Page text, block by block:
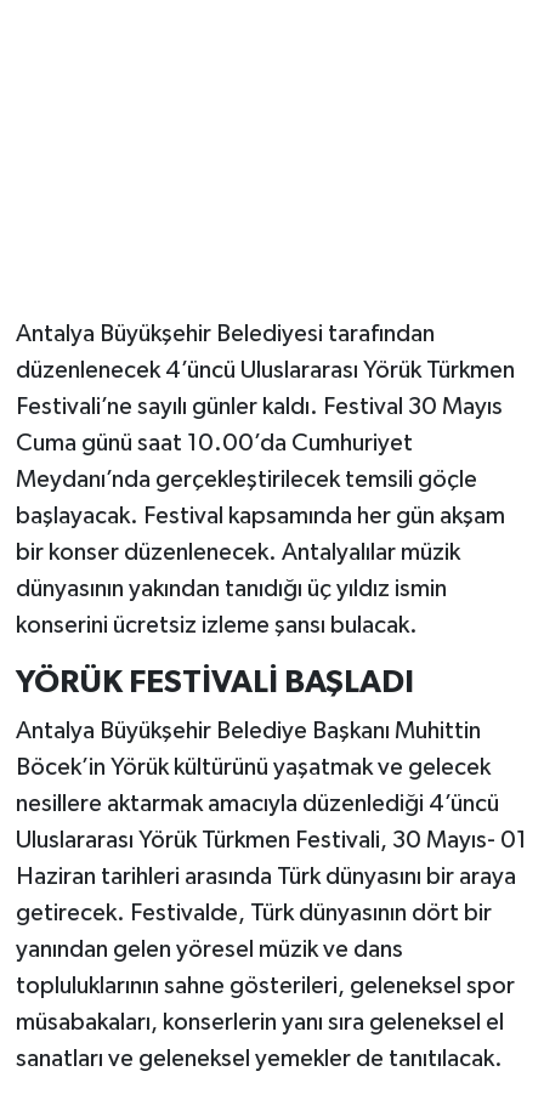
Antalya Büyükşehir Belediyesi tarafından
düzenlenecek 4’üncü Uluslararası Yörük Türkmen
Festivali’ne sayılı günler kaldı. Festival 30 Mayıs
Cuma günü saat 10.00’da Cumhuriyet
Meydanı’nda gerçekleştirilecek temsili göçle
başlayacak. Festival kapsamında her gün akşam
bir konser düzenlenecek. Antalyalılar müzik
dünyasının yakından tanıdığı üç yıldız ismin
konserini ücretsiz izleme şansı bulacak.
YÖRÜK FESTİVALİ BAŞLADI
Antalya Büyükşehir Belediye Başkanı Muhittin
Böcek’in Yörük kültürünü yaşatmak ve gelecek
nesillere aktarmak amacıyla düzenlediği 4’üncü
Uluslararası Yörük Türkmen Festivali, 30 Mayıs- 01
Haziran tarihleri arasında Türk dünyasını bir araya
getirecek. Festivalde, Türk dünyasının dört bir
yanından gelen yöresel müzik ve dans
topluluklarının sahne gösterileri, geleneksel spor
müsabakaları, konserlerin yanı sıra geleneksel el
sanatları ve geleneksel yemekler de tanıtılacak.